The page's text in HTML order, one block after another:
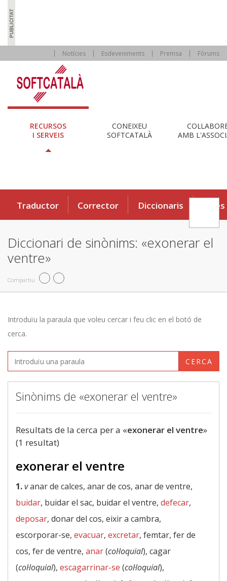
Notícies Esdeveniments Premsa Fòrums
RECURSOS
I SERVEIS
CONEIXEU
SOFTCATALÀ
AMB
Traductor Corrector Diccionaris Eines
Diccionari de sinònims: «exonerar el
ventre»
Compartiu
Introduïu la paraula que voleu cercar i feu clic en el botó de
cerca.
CERCA
Sinònims de «exonerar el ventre»
Resultats de la cerca per a «exonerar el ventre»
(1 resultat)
exonerar el ventre
1.vanar de calces, anar de cos, anar de ventre,
buidar, buidar el sac, buidar el ventre, defecar,
deposar, donar del cos, eixir a cambra,
escorporar-se, evacuar, excretar, femtar, fer de
cos, fer de ventre, anar(col·loquial), cagar
(col·loquial), escagarrinar-se (col·loquial),